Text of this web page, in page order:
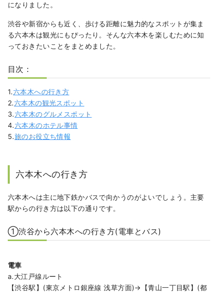
になりました。
渋谷や新宿からも近く、歩ける距離に魅力的なスポットが集ま
る六本木は観光にもぴったり。そんな六本木を楽しむために知
っておきたいことをまとめました。
目次：
1.六本木への行き方
2.六本木の観光スポット
3.六本木のグルメスポット
4.六本木のホテル事情
5.旅のお役立ち情報
六本木への行き方
六本木へは主に地下鉄かバスで向かうのがよいでしょう。主要
駅からの行き方は以下の通りです。
①渋谷から六本木への行き方(電車とバス)
電車
a.大江戸線ルート
【渋谷駅】(東京メトロ銀座線 浅草方面)→【青山一丁目駅】(都